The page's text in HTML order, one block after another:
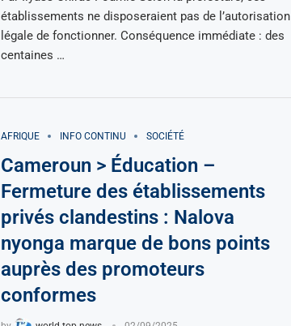
établissements ne disposeraient pas de l’autorisation
légale de fonctionner. Conséquence immédiate : des
centaines …
AFRIQUE INFO CONTINU SOCIÉTÉ
Cameroun > Éducation –
Fermeture des établissements
privés clandestins : Nalova
nyonga marque de bons points
auprès des promoteurs
conformes